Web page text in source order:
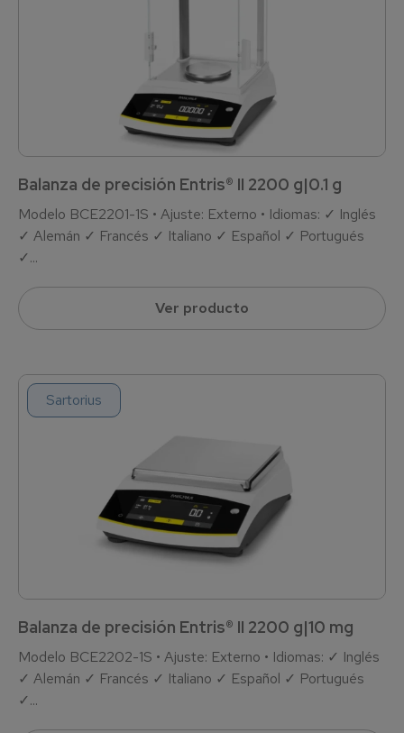
Balanza de precisión Entris® II 2200 g|0.1 g
Modelo BCE2201-1S • Ajuste: Externo • Idiomas: ✓ Inglés
✓ Alemán ✓ Francés ✓ Italiano ✓ Español ✓ Portugués
✓...
Ver producto
Sartorius
Balanza de precisión Entris® II 2200 g|10 mg
Modelo BCE2202-1S • Ajuste: Externo • Idiomas: ✓ Inglés
✓ Alemán ✓ Francés ✓ Italiano ✓ Español ✓ Portugués
✓...